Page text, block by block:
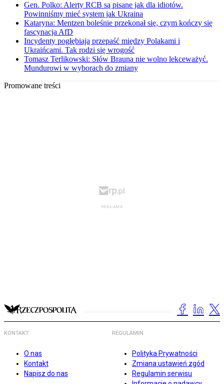
Gen. Polko: Alerty RCB są pisane jak dla idiotów.
Powinniśmy mieć system jak Ukraina
Kataryna: Mentzen boleśnie przekonał się, czym kończy się
fascynacja AfD
Incydenty pogłębiają przepaść między Polakami i
Ukraińcami. Tak rodzi się wrogość
Tomasz Terlikowski: Słów Brauna nie wolno lekceważyć.
Mundurowi w wyborach do zmiany
Promowane treści
KONTAKT
O nas
Kontakt
Napisz do nas
REGULAMIN
Polityka Prywatności
Zmiana ustawień zgód
Regulamin serwisu